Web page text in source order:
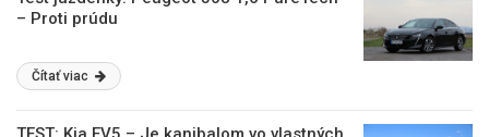
– Proti prúdu
Čítať viac